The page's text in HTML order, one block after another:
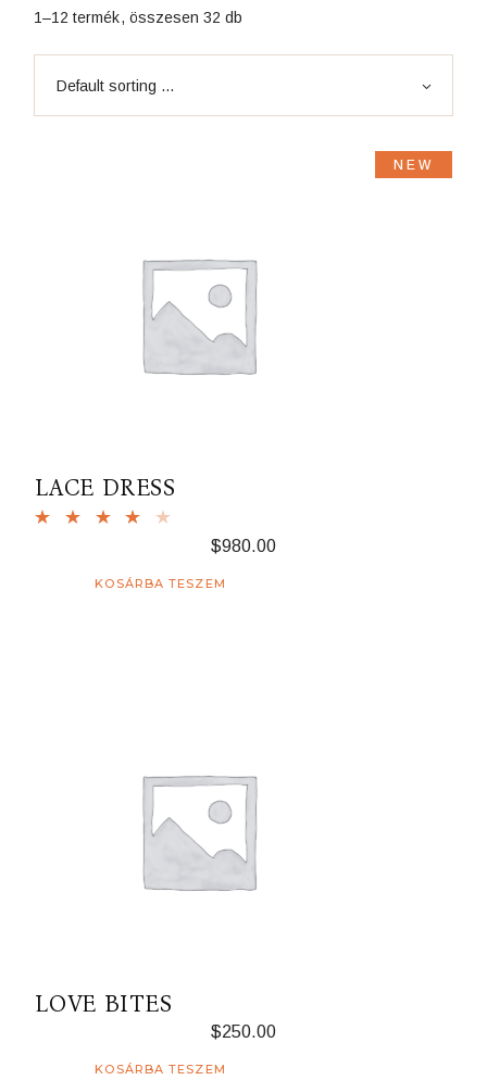
1–12 termék, összesen 32 db
Default sorting ...
LACE DRESS
$980.00
KOSÁRBA TESZEM
LOVE BITES
$250.00
KOSÁRBA TESZEM
NEW